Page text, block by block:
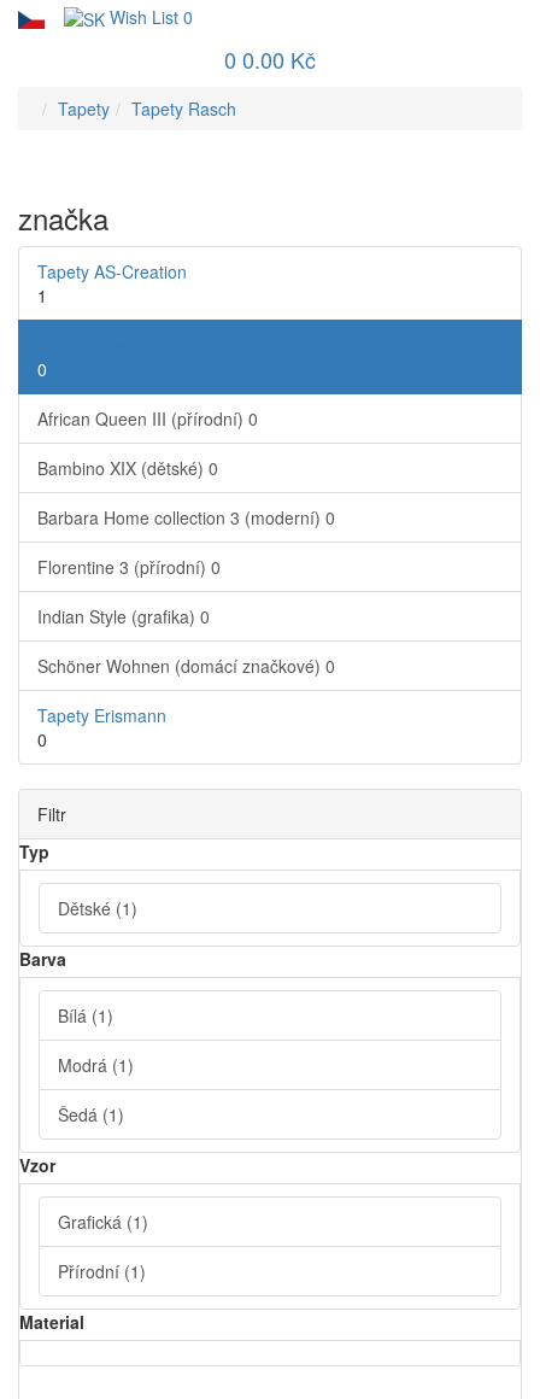
Wish List 0
0 0.00 Kč
Tapety Tapety Rasch
značka
Tapety AS-Creation
1
0
African Queen III (přírodní) 0
Bambino XIX (dětské) 0
Barbara Home collection 3 (moderní) 0
Florentine 3 (přírodní) 0
Indian Style (grafika) 0
Schöner Wohnen (domácí značkové) 0
Tapety Erismann
0
Filtr
Typ
Dětské (1)
Barva
Bílá (1)
Modrá (1)
Šedá (1)
Vzor
Grafická (1)
Přírodní (1)
Material